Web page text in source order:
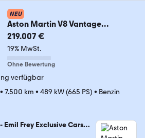
NEU
Aston Martin V8 Vantage
Roadster ++NP. 283.000€++
219.007 €
19% MwSt.
Ohne Bewertung
verfügbar
• 7.500 km • 489 kW (665 PS) • Benzin
Frey Exclusive Cars